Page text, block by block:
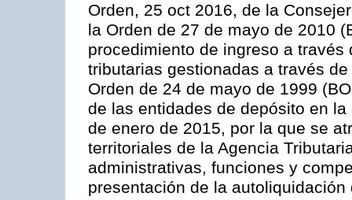
Orden, 25 oct 2016, de la
la Orden de 27 de mayo de 2010
procedimiento de ingreso a
tributarias gestionadas a través
Orden de 24 de mayo de 1999
de las entidades de depósito en
de enero de 2015, por la que se
territoriales de la Agencia
administrativas, funciones y
presentación de la